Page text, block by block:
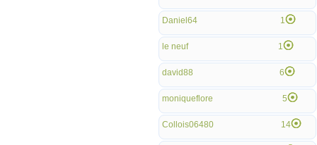
Daniel64 1
le neuf 1
david88 6
moniqueflore 5
Collois06480 14